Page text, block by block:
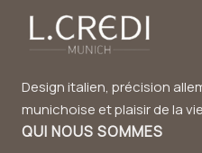
Design italien, précision
munichoise et plaisir de la
QUI NOUS SOMMES